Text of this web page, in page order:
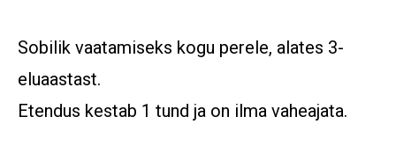
Sobilik vaatamiseks kogu perele, alates 3-
eluaastast.
Etendus kestab 1 tund ja on ilma vaheajata.